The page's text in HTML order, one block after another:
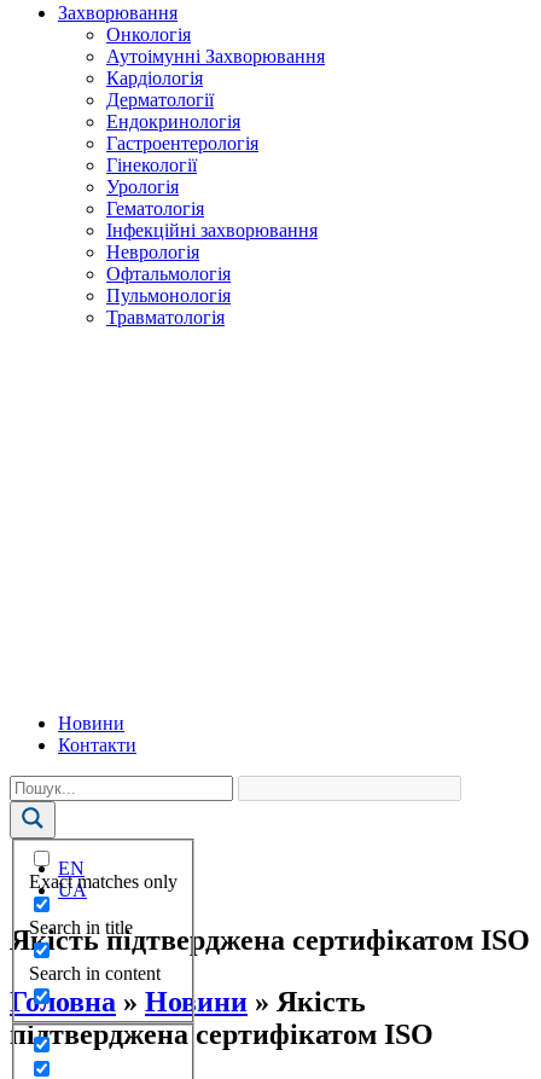
Захворювання
Онкологія
Аутоімунні Захворювання
Кардіологія
Дерматології
Ендокринологія
Гастроентерологія
Гінекології
Урологія
Гематологія
Інфекційні захворювання
Неврологія
Офтальмологія
Пульмонологія
Травматологія
Новини
Контакти
Exact matches only
Search in title
Search in content
EN
UA
Якість підтверджена сертифікатом ISO
Головна » Новини » Якість
підтверджена сертифікатом ISO